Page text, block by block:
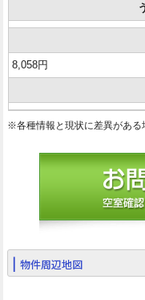
8,058円
※各種情報と現状に差異がある
物件周辺地図